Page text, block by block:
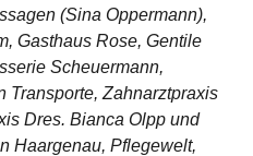
(Sina Oppermann),
Gasthaus Rose, Gentile
Scheuermann,
Transporte, Zahnarztpraxis
Dres. Bianca Olpp und
Haargenau, Pflegewelt,